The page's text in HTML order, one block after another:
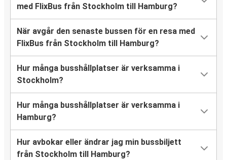
med FlixBus från Stockholm till Hamburg?
När avgår den senaste bussen för en resa med
FlixBus från Stockholm till Hamburg?
Hur många busshållplatser är verksamma i
Stockholm?
Hur många busshållplatser är verksamma i
Hamburg?
Hur avbokar eller ändrar jag min bussbiljett
från Stockholm till Hamburg?